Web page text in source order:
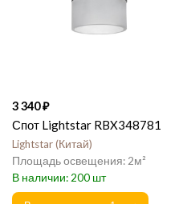
3 340
Спот Lightstar RBX348781
Lightstar Китай
2
200